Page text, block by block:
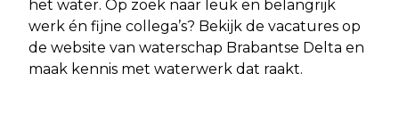
het water. Op zoek naar leuk en belangrijk
werk én fijne collega’s? Bekijk de vacatures op
de website van waterschap Brabantse Delta en
maak kennis met waterwerk dat raakt.